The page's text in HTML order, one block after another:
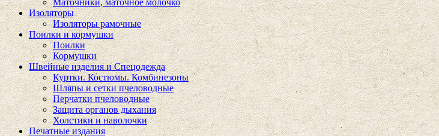
Маточники, маточное молочко
Изоляторы
Изоляторы рамочные
Поилки и кормушки
Поилки
Кормушки
Швейные изделия и Спецодежда
Куртки. Костюмы. Комбинезоны
Шляпы и сетки пчеловодные
Перчатки пчеловодные
Защита органов дыхания
Холстики и наволочки
Печатные издания